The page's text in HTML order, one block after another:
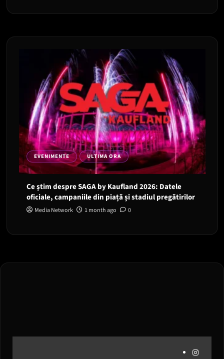
EVENIMENTE ULTIMA ORA
Ce știm despre SAGA by Kaufland 2026: Datele
oficiale, campaniile din piață și stadiul pregătirilor
Media Network 1 month ago 0
Instagram